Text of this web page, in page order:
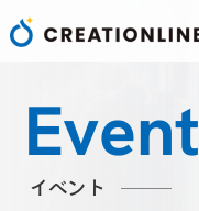
Event
イベント